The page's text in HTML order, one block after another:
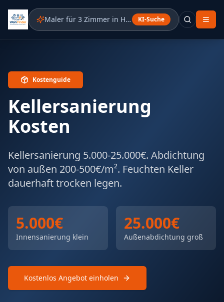
KI-Suche
Kostenguide
Kellersanierung
Kosten
Kellersanierung 5.000-25.000€. Abdichtung
von außen 200-500€/m². Feuchten Keller
dauerhaft trocken legen.
5.000€
Innensanierung klein
25.000€
Außenabdichtung groß
Kostenlos Angebot einholen